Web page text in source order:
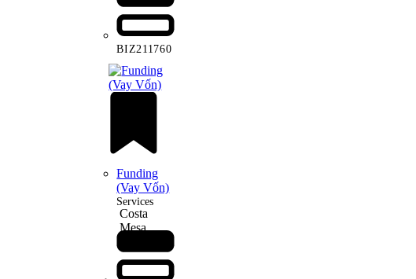
BIZ211760
Funding
(Vay Vốn)
Services
Costa
Mesa